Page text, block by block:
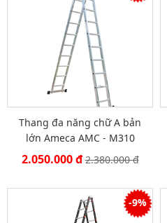
Thang đa năng chữ A bản
lớn Ameca AMC - M310
2.050.000 đ2.380.000 đ
-9%